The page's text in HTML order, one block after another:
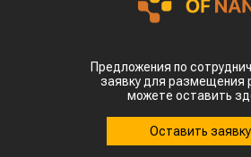
Предложения по
заявку для размещения
можете оставить
Оставить заявку